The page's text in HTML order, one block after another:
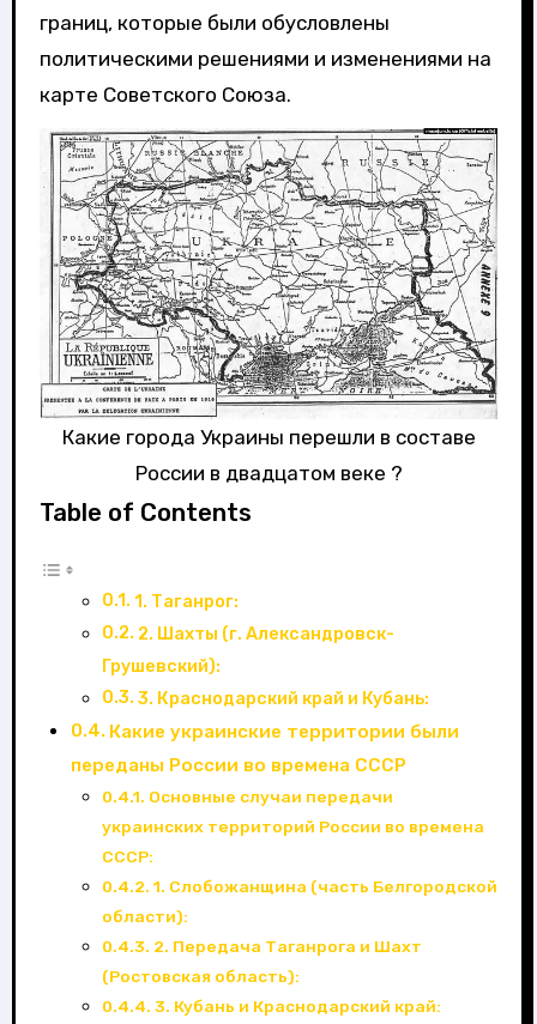
границ, которые были обусловлены
политическими решениями и изменениями на
карте Советского Союза.
Какие города Украины перешли в составе
России в двадцатом веке ?
Table of Contents
1. Таганрог:
2. Шахты (г. Александровск-
Грушевский):
3. Краснодарский край и Кубань:
Какие украинские территории были
переданы России во времена СССР
Основные случаи передачи
украинских территорий России во времена
СССР:
1. Слобожанщина (часть Белгородской
области):
2. Передача Таганрога и Шахт
(Ростовская область):
3. Кубань и Краснодарский край: